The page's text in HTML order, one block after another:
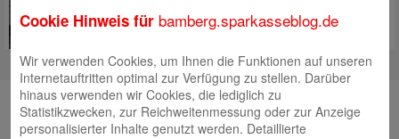
Unsere Autorinnen und Autoren
Andrea Rupprecht
Cookie Hinweis für bamberg.sparkasseblog.de
Wir verwenden Cookies, um Ihnen die Funktionen auf unseren
Internetauftritten optimal zur Verfügung zu stellen. Darüber
hinaus verwenden wir Cookies, die lediglich zu
Statistikzwecken, zur Reichweitenmessung oder zur Anzeige
personalisierter Inhalte genutzt werden. Detaillierte